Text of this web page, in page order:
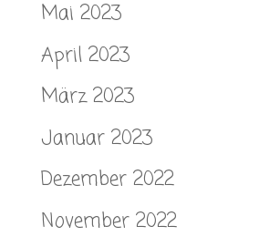
Mai 2023
April 2023
März 2023
Januar 2023
Dezember 2022
November 2022